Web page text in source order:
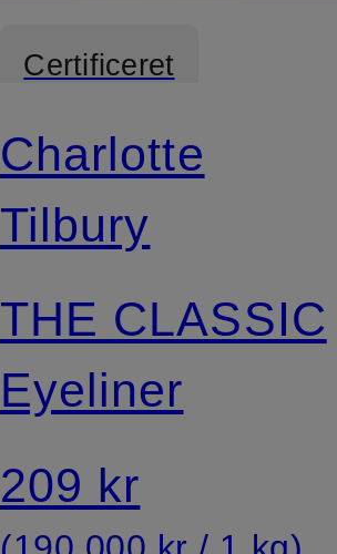
Certificeret
Charlotte
Tilbury
THE CLASSIC
Eyeliner
209 kr